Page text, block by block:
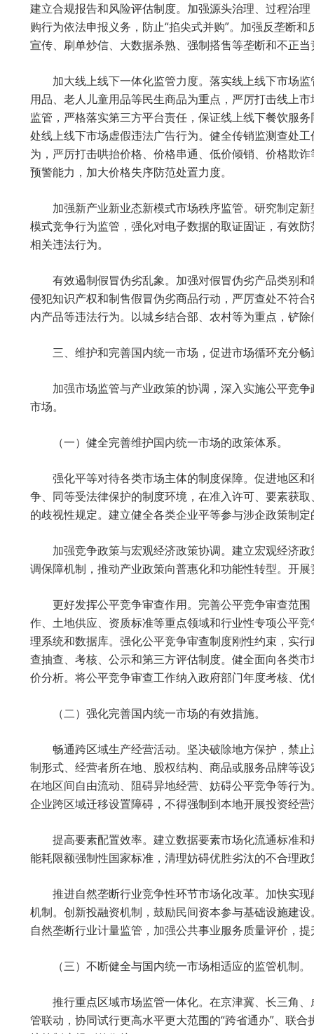
建立合规报告和风险评估制度。加强源头治理、过程治
购行为依法申报义务，防止“掐尖式并购”。加强反垄断
宣传、刷单炒信、大数据杀熟、强制搭售等垄断和不正
加大线上线下一体化监管力度。落实线上线下市场
用品、老人儿童用品等民生商品为重点，严厉打击线上
监管，严格落实第三方平台责任，保证线上线下餐饮服
处线上线下市场虚假违法广告行为。健全传销监测查处
为，严厉打击哄抬价格、价格串通、低价倾销、价格欺
预警能力，加大价格失序防范处置力度。
加强新产业新业态新模式市场秩序监管。研究制定
模式竞争行为监管，强化对电子数据的取证固证，有效
相关违法行为。
有效遏制假冒伪劣乱象。加强对假冒伪劣产品类别
侵犯知识产权和制售假冒伪劣商品行动，严厉查处不符
内产品等违法行为。以城乡结合部、农村等为重点，铲
三、维护和完善国内统一市场，促进市场循环充分畅
加强市场监管与产业政策的协调，深入实施公平竞
市场。
（一）健全完善维护国内统一市场的政策体系。
强化平等对待各类市场主体的制度保障。促进地区
争、同等受法律保护的制度环境，在准入许可、要素获
的歧视性规定。建立健全各类企业平等参与涉企政策制
加强竞争政策与宏观经济政策协调。建立宏观经济
调保障机制，推动产业政策向普惠化和功能性转型。开
更好发挥公平竞争审查作用。完善公平竞争审查范
作、土地供应、资质标准等重点领域和行业性专项公平
理系统和数据库。强化公平竞争审查制度刚性约束，实
查抽查、考核、公示和第三方评估制度。健全面向各类
价分析。将公平竞争审查工作纳入政府部门年度考核、
（二）强化完善国内统一市场的有效措施。
畅通跨区域生产经营活动。坚决破除地方保护，禁
制形式、经营者所在地、股权结构、商品或服务品牌等
在地区间自由流动、阻碍异地经营、妨碍公平竞争等行
企业跨区域迁移设置障碍，不得强制到本地开展投资经
提高要素配置效率。建立数据要素市场化流通标准
能耗限额强制性国家标准，清理妨碍优胜劣汰的不合理
推进自然垄断行业竞争性环节市场化改革。加快实
机制。创新投融资机制，鼓励民间资本参与基础设施建
自然垄断行业计量监管，加强公共事业服务质量评价，
（三）不断健全与国内统一市场相适应的监管机制。
推行重点区域市场监管一体化。在京津冀、长三角
管联动，协同试行更高水平更大范围的“跨省通办”、联